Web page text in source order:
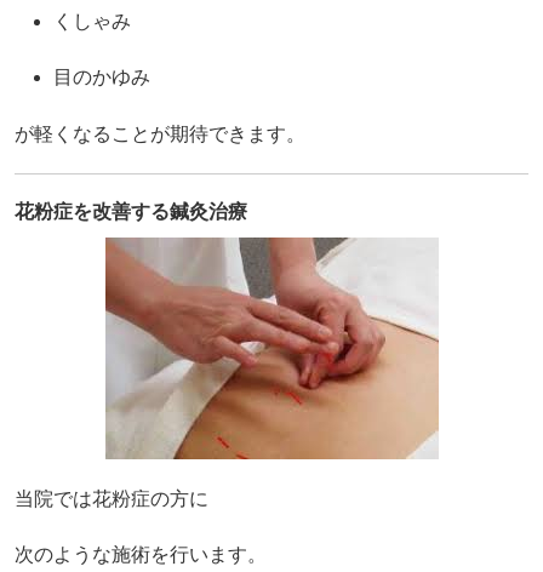
くしゃみ
目のかゆみ
が軽くなることが期待できます。
花粉症を改善する鍼灸治療
当院では花粉症の方に
次のような施術を行います。